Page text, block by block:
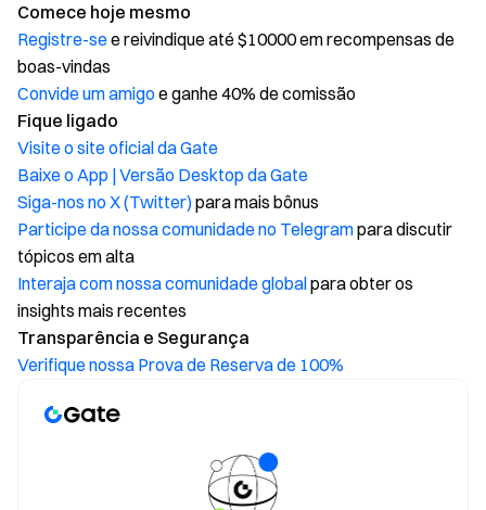
Comece hoje mesmo
Registre-see reivindique até $10000 em recompensas de
boas-vindas
Convide um amigo e ganhe 40% de comissão
Fique ligado
Visite o site oficial da Gate
Baixe o App | Versão Desktop da Gate
Siga-nos no X (Twitter)para mais bônus
Participe da nossa comunidade no Telegrampara discutir
tópicos em alta
Interaja com nossa comunidade globalpara obter os
insights mais recentes
Transparência e Segurança
Verifique nossa Prova de Reserva de 100%